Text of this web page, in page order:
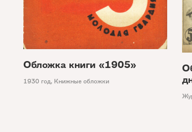
Обложка книги «1905»
1930 год, Книжные обложки